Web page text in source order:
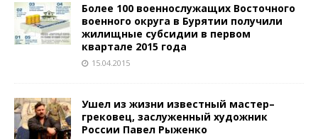
Более 100 военнослужащих Восточного
военного округа в Бурятии получили
жилищные субсидии в первом
квартале 2015 года
15.04.2015
Ушел из жизни известный мастер–
грековец, заслуженный художник
России Павел Рыженко